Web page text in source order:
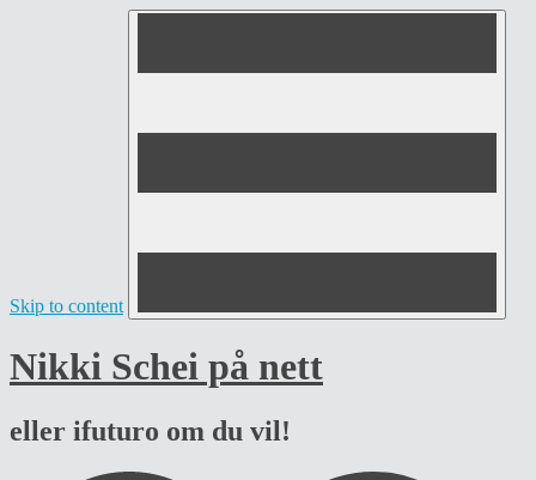
Skip to content
Nikki Schei på nett
eller ifuturo om du vil!